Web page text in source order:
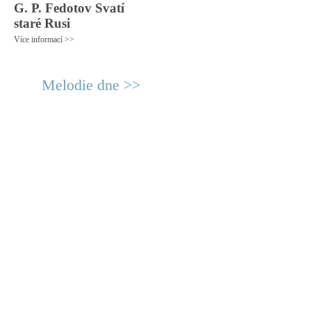
G. P. Fedotov Svatí
staré Rusi
Více informací >>
Melodie dne >>